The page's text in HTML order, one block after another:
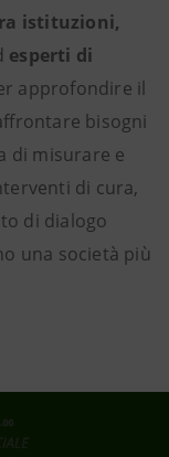
istituzioni,
esperti di
approfondire il
bisogni
di misurare e
di cura,
di dialogo
una società più